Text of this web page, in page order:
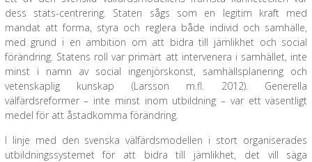
dess stats-centrering. Staten sågs som en legitim kraft med
mandat att forma, styra och reglera både individ och samhälle,
med grund i en ambition om att bidra till jämlikhet och social
förändring. Statens roll var primärt att intervenera i samhället, inte
minst i namn av social ingenjörskonst, samhällsplanering och
vetenskaplig kunskap (Larsson m.fl. 2012). Generella
välfärdsreformer – inte minst inom utbildning – var ett väsentligt
medel för att åstadkomma förändring.
I linje med den svenska välfärdsmodellen i stort organiserades
utbildningssystemet för att bidra till jämlikhet, det vill säga